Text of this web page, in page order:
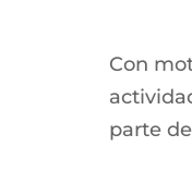
Con
parte